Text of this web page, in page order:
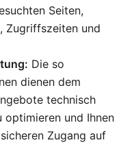
Seiten,
Zugriffszeiten und
Die so
dienen dem
technisch
und Ihnen
Zugang auf